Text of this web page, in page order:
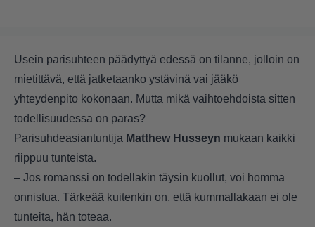
Usein parisuhteen päädyttyä edessä on tilanne, jolloin on
mietittävä, että jatketaanko ystävinä vai jääkö
yhteydenpito kokonaan. Mutta mikä vaihtoehdoista sitten
todellisuudessa on paras?
Parisuhdeasiantuntija Matthew Husseyn mukaan kaikki
riippuu tunteista.
– Jos romanssi on todellakin täysin kuollut, voi homma
onnistua. Tärkeää kuitenkin on, että kummallakaan ei ole
tunteita, hän toteaa.